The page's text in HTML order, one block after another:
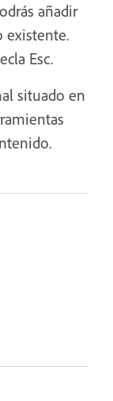
añadir
existente.
Esc.
situado en